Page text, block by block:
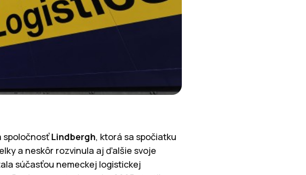
spoločnosťLindbergh, ktorá sa spočiatku
a neskôr rozvinula aj ďalšie svoje
súčasťou nemeckej logistickej